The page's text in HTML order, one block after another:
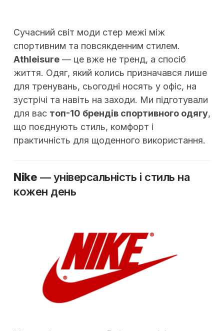
Сучасний світ моди стер межі між
спортивним та повсякденним стилем.
Athleisure — це вже не тренд, а спосіб
життя. Одяг, який колись призначався лише
для тренувань, сьогодні носять у офіс, на
зустрічі та навіть на заходи. Ми підготували
для вас топ-10 брендів спортивного одягу,
що поєднують стиль, комфорт і
практичність для щоденного використання.
Nike — універсальність і стиль на
кожен день